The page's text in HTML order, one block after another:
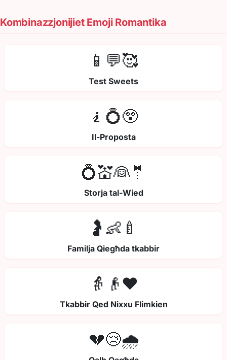
Kombinazzjonijiet Emoji Romantika
📱💬🥰
Test Sweets
🧎💍😲
Il-Proposta
💍💒👰🤵
Storja tal-Wied
🤰👶🍼
Familja Qiegħda tkabbir
👵👴❤️
Tkabbir Qed Nixxu Flimkien
💔😢🌧️